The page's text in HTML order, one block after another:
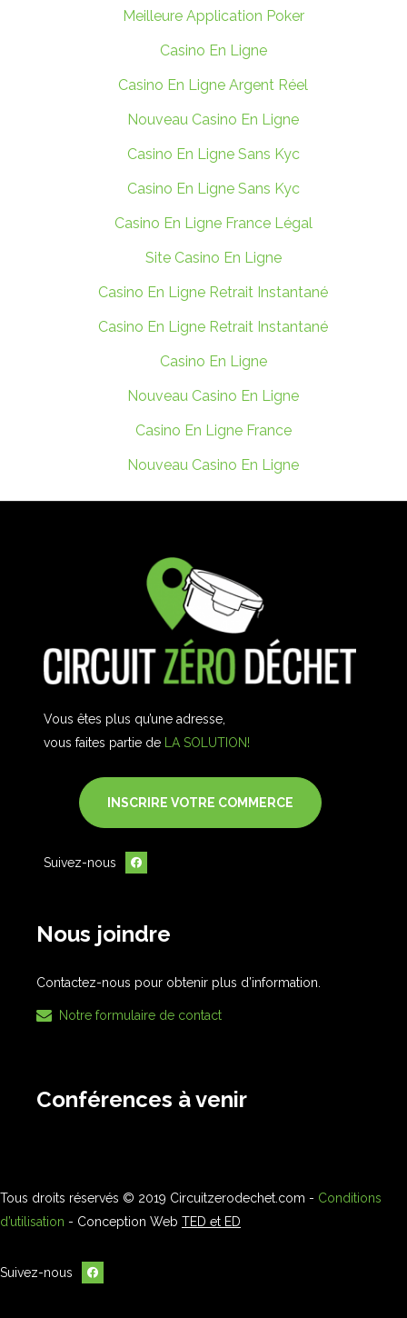
Meilleure Application Poker
Casino En Ligne
Casino En Ligne Argent Réel
Nouveau Casino En Ligne
Casino En Ligne Sans Kyc
Casino En Ligne Sans Kyc
Casino En Ligne France Légal
Site Casino En Ligne
Casino En Ligne Retrait Instantané
Casino En Ligne Retrait Instantané
Casino En Ligne
Nouveau Casino En Ligne
Casino En Ligne France
Nouveau Casino En Ligne
Vous êtes plus qu’une adresse,
vous faites partie de LA SOLUTION!
INSCRIRE VOTRE COMMERCE
Suivez-nous
Nous joindre
Contactez-nous pour obtenir plus d’information.
Notre formulaire de contact
Conférences à venir
Tous droits réservés © 2019 Circuitzerodechet.com - Conditions
d’utilisation - Conception Web TED et ED
Suivez-nous